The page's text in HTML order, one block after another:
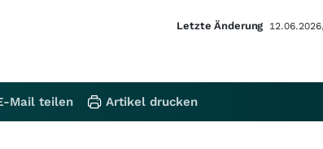
Letzte Änderung
Mail teilen Artikel drucken